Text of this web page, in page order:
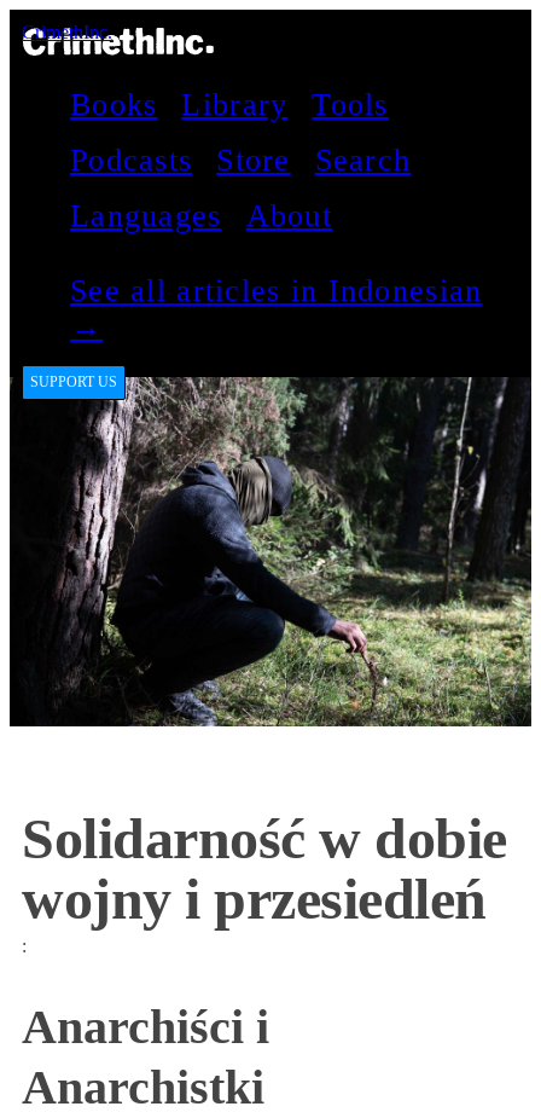
CrimethInc.
Books Library
Tools
Podcasts
Store
Search
Languages
About
See all articles in Indonesian
→
SUPPORT US
Solidarność w dobie
wojny i przesiedleń
:
Anarchiści i
Anarchistki